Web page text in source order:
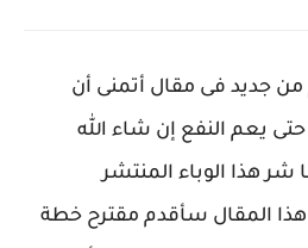
من جديد فى مقال أتمنى أن
يعم النفع إن شاء الله
شر هذا الوباء المنتشر
المقال سأقدم مقترح خطة